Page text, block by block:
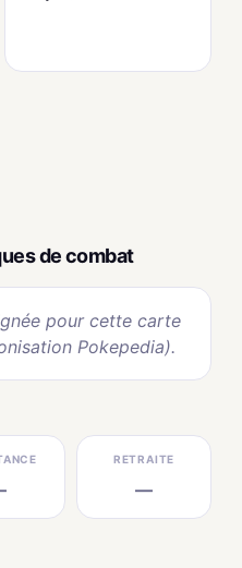
de combat
pour cette carte
Pokepedia).
RETRAITE
—